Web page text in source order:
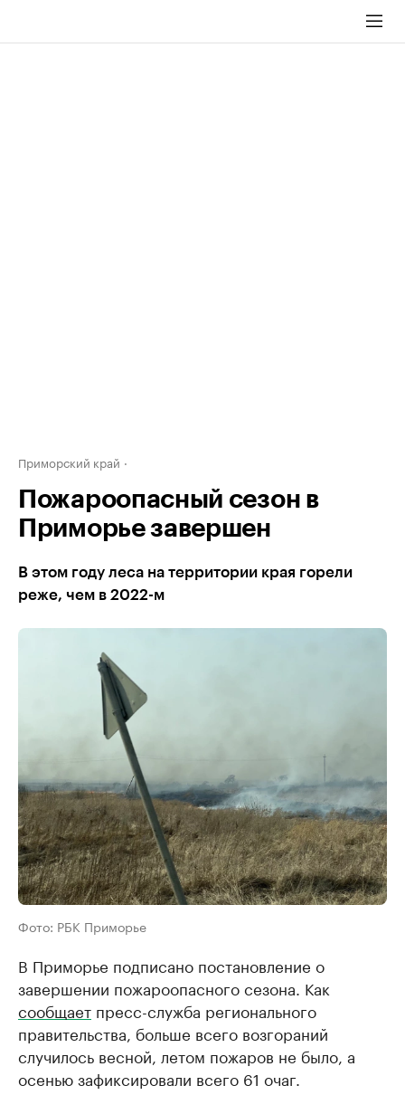
Приморский край
Пожароопасный сезон в
Приморье завершен
В этом году леса на территории края горели
реже, чем в 2022-м
Фото: РБК Приморье
В Приморье подписано постановление о
завершении пожароопасного сезона. Как
сообщает пресс-служба регионального
правительства, больше всего возгораний
случилось весной, летом пожаров не было, а
осенью зафиксировали всего 61 очаг.